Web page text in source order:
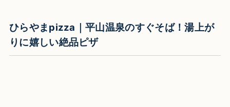
ひらやまpizza｜平山温泉のすぐそば！湯上が
りに嬉しい絶品ピザ